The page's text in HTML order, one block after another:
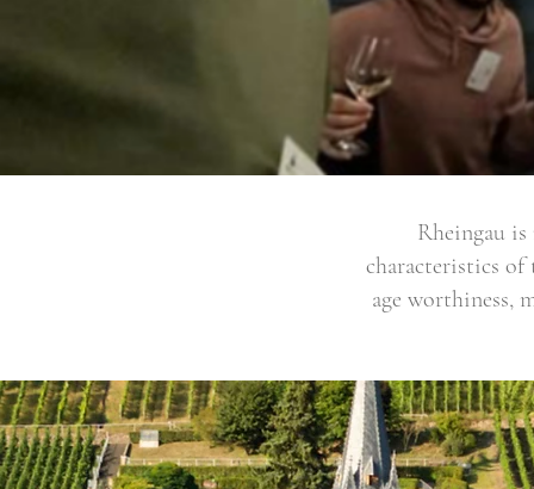
Rheingau
characteristics of
age worthiness,